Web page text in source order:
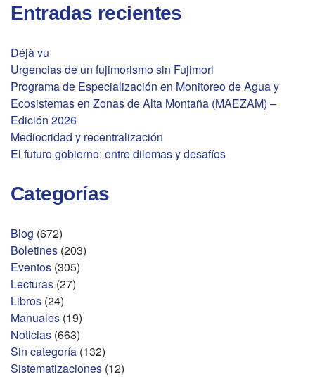
Entradas recientes
Déjà vu
Urgencias de un fujimorismo sin Fujimori
Programa de Especialización en Monitoreo de Agua y
Ecosistemas en Zonas de Alta Montaña (MAEZAM) –
Edición 2026
Mediocridad y recentralización
El futuro gobierno: entre dilemas y desafíos
Categorías
Blog (672)
Boletines (203)
Eventos (305)
Lecturas (27)
Libros (24)
Manuales (19)
Noticias (663)
Sin categoría (132)
Sistematizaciones (12)